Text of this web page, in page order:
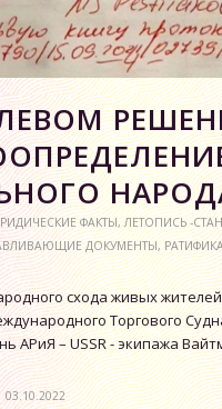
ФАКТЫ,ЛЕТОПИСЬ -
ДОКУМЕНТЫ,
схода живых
Торгового
АРиЯ – USSR - экипажа
03.10.2022